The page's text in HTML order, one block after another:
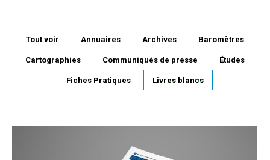
Tout voir Annuaires Archives Baromètres
Cartographies Communiqués de presse Études
Fiches Pratiques Livres blancs